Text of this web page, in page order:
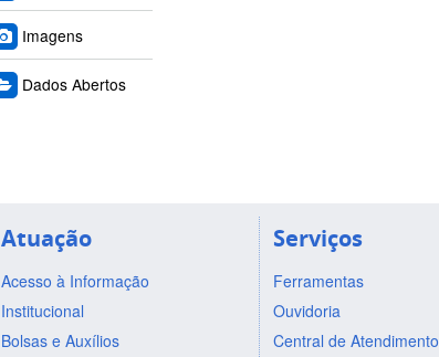
Imagens
Dados Abertos
Atuação
Acesso à Informação
Institucional
Bolsas e Auxílios
Serviços
Ferramentas
Ouvidoria
Central de Atendimento